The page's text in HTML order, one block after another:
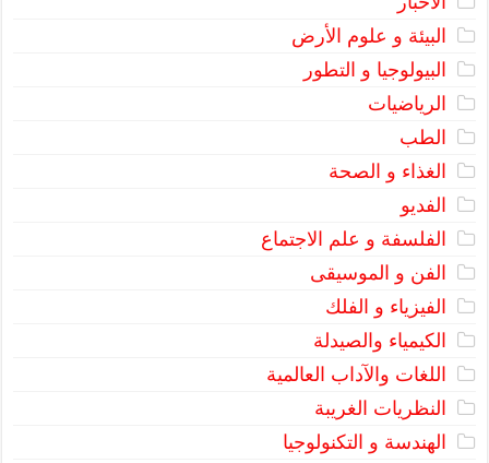
البيئة و علوم الأرض
البيولوجيا و التطور
الرياضيات
الطب
الغذاء و الصحة
الفديو
الفلسفة و علم الاجتماع
الفن و الموسيقى
الفيزياء و الفلك
الكيمياء والصيدلة
اللغات والآداب العالمية
النظريات الغريبة
الهندسة و التكنولوجيا